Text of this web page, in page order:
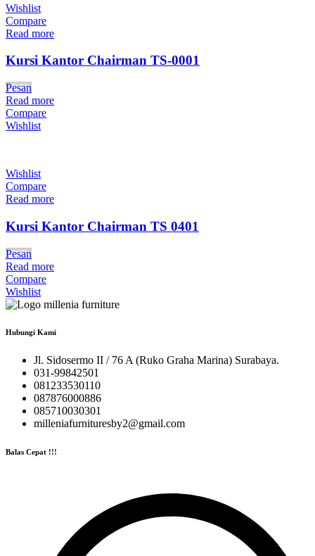
Wishlist
Compare
Read more
Kursi Kantor Chairman TS-0001
Pesan
Read more
Compare
Wishlist
Wishlist
Compare
Read more
Kursi Kantor Chairman TS 0401
Pesan
Read more
Compare
Wishlist
Hubungi Kami
Jl. Sidosermo II / 76 A (Ruko Graha Marina) Surabaya.
031-99842501
081233530110
087876000886
085710030301
milleniafurnituresby2@gmail.com
Balas Cepat !!!